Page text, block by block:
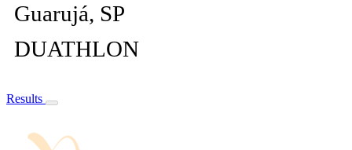
Guarujá, SP
DUATHLON
Results